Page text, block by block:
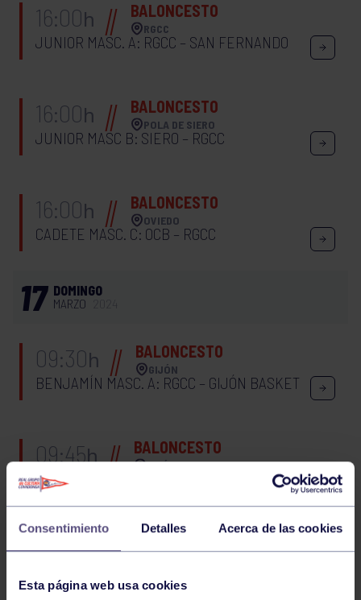
Consentimiento Detalles Acerca de las cookies
Esta página web usa cookies
16:00h BALONCESTO
RGCC
JUNIOR MASC. A: RGCC – SAN FERNANDO
16:00h BALONCESTO
POLA DE SIERO
JUNIOR MASC B: SIERO – RGCC
16:00h BALONCESTO
OVIEDO
CADETE MASC. C: OCB – RGCC
17 DOMINGO
MARZO
09:30h BALONCESTO
GIJÓN
BENJAMÍN MASC. A: RGCC – GIJÓN BASKET
09:45h BALONCESTO
GIJÓN
BENJAMÍN MASC. B: L ARBEYAL – RGCC
09:30h